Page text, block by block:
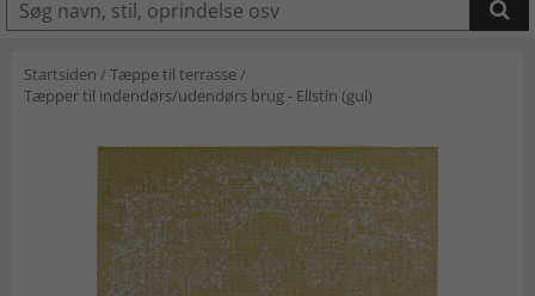
LAGT I INDKØBSKURVEN.
Startsiden /Tæppe til terrasse/
Tæpper til indendørs/udendørs brug - Ellstin (gul)